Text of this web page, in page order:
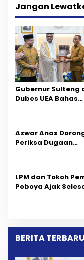
g
a
s
i
p
o
Jangan
Gubernur Sulteng
Dubes UEA Bahas
Azwar Anas
Periksa Dugaan
LPM dan Tokoh
Poboya Ajak
BERITA TERBARU